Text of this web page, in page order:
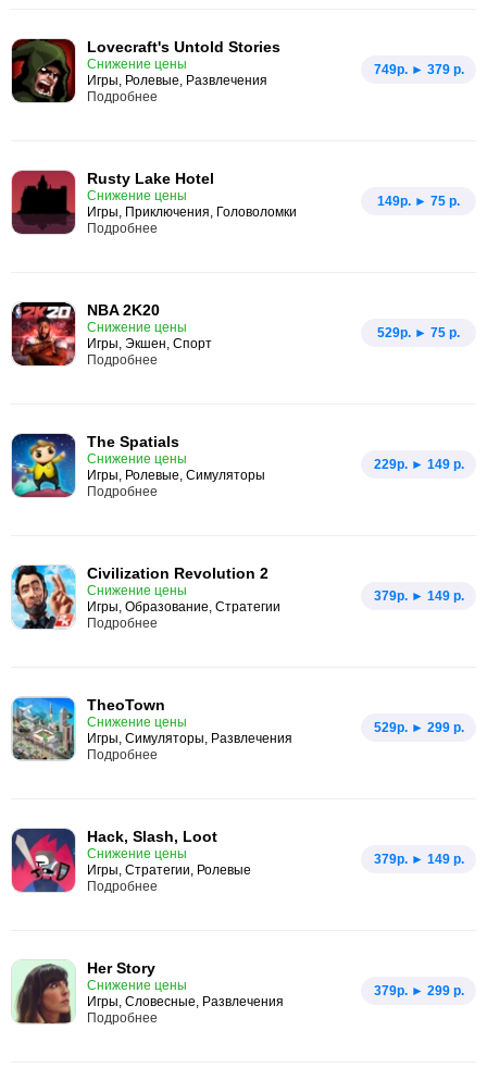
Lovecraft's Untold Stories
Снижение цены
Игры, Ролевые, Развлечения
749p. ► 379 р.
Подробнее
Rusty Lake Hotel
Снижение цены
Игры, Приключения, Головоломки
149p. ► 75 р.
Подробнее
NBA 2K20
Снижение цены
Игры, Экшен, Спорт
529p. ► 75 р.
Подробнее
The Spatials
Снижение цены
Игры, Ролевые, Симуляторы
229p. ► 149 р.
Подробнее
Civilization Revolution 2
Снижение цены
Игры, Образование, Стратегии
379p. ► 149 р.
Подробнее
TheoTown
Снижение цены
Игры, Симуляторы, Развлечения
529p. ► 299 р.
Подробнее
Hack, Slash, Loot
Снижение цены
Игры, Стратегии, Ролевые
379p. ► 149 р.
Подробнее
Her Story
Снижение цены
Игры, Словесные, Развлечения
379p. ► 299 р.
Подробнее